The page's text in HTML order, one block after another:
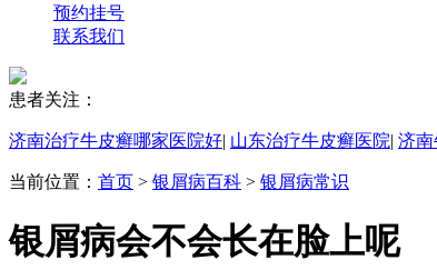
预约挂号
联系我们
患者关注：
济南治疗牛皮癣哪家医院好| 山东治疗牛皮癣医院| 济南
当前位置： 首页 > 银屑病百科 > 银屑病常识
银屑病会不会长在脸上呢